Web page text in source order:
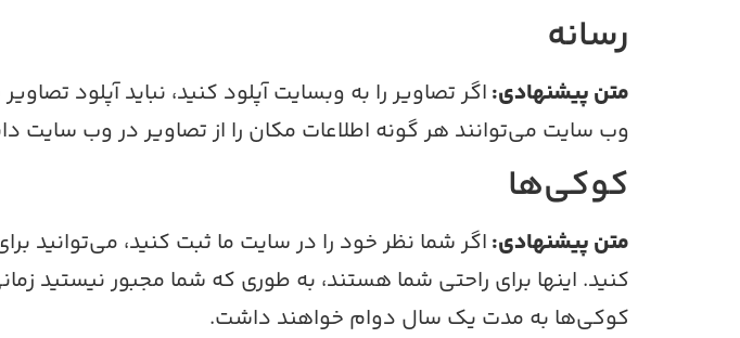
رسانه
متن پیشنهادی:
وب سایت می‌توانند هر گونه اطلاعات مکان را از تصاویر در وب سایت
کوکی‌ها
متن پیشنهادی:اگر شما نظر خود را در سایت ما ثبت کنید،
کنید. اینها برای راحتی شما هستند، به طوری که شما مجبور نیستید
کوکی‌ها به مدت یک سال دوام خواهند داشت.